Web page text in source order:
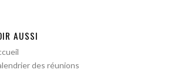
AUSSI
des réunions